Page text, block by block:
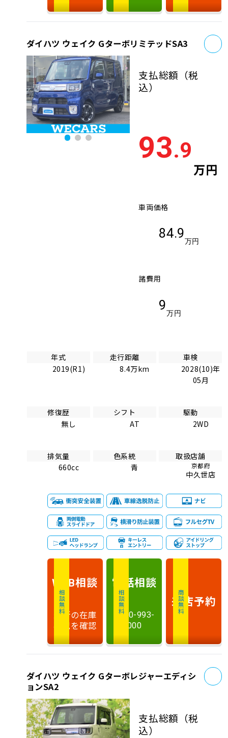
ダイハツ ウェイク GターボリミテッドSA3
支払総額 （税
込）
93.9
万円
車両価格
84.9
万円
諸費用
9
万円
年式
2019(R1)
走行距離
8.4万km
車検
2028(10)年
05月
修復歴
無し
シフト
AT
駆動
2WD
排気量
660cc
色系統
青
取扱店舗
京都府
中久世店
相談無料
WEB相談
最新の在庫
状況を確認
相談無料
電話相談
0120-993-
000
商談無料
来店予約
ダイハツ ウェイク Gターボレジャーエディシ
ョンSA2
支払総額 （税
込）